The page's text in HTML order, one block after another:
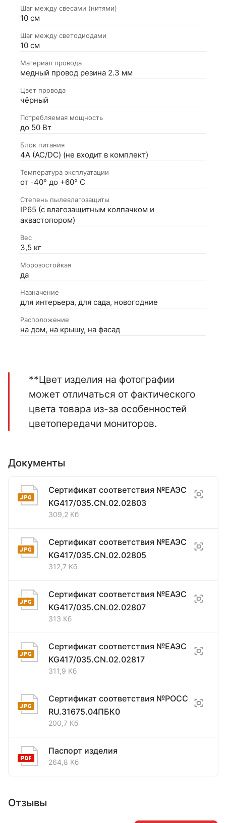
Шаг между свесами (нитями)
10 см
Шаг между светодиодами
10 см
Материал провода
медный провод резина 2.3 мм
Цвет провода
чёрный
Потребляемая мощность
до 50 Вт
Блок питания
4А (АС/DC) (не входит в комплект)
Температура эксплуатации
от -40° до +60° С
Степень пылевлагозащиты
IP65 (с влагозащитным колпачком и
аквастопором)
Вес
3,5 кг
Морозостойкая
да
Назначение
для интерьера, для сада, новогодние
Расположение
на дом, на крышу, на фасад
**Цвет изделия на фотографии
может отличаться от фактического
цвета товара из-за особенностей
цветопередачи мониторов.
Документы
Сертификат соответствия №ЕАЭС
KG417/035.CN.02.02803
309,2 Кб
Сертификат соответствия №ЕАЭС
KG417/035.CN.02.02805
312,7 Кб
Сертификат соответствия №ЕАЭС
KG417/035.CN.02.02807
313 Кб
Сертификат соответствия №ЕАЭС
KG417/035.CN.02.02817
311,9 Кб
Сертификат соответствия №РОСС
RU.31675.04ПБК0
200,7 Кб
Паспорт изделия
264,8 Кб
Отзывы